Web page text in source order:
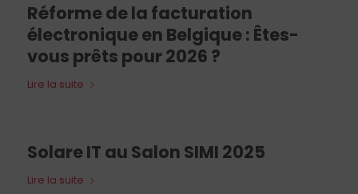
Réforme de la facturation
électronique en Belgique : Êtes-
vous prêts pour 2026 ?
Lire la suite
Solare IT au Salon SIMI 2025
Lire la suite